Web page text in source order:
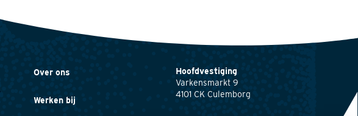
Hoofdvestiging
Varkensmarkt 9
4101 CK Culemborg
Over ons
Werken bij